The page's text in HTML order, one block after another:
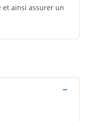
et ainsi assurer un